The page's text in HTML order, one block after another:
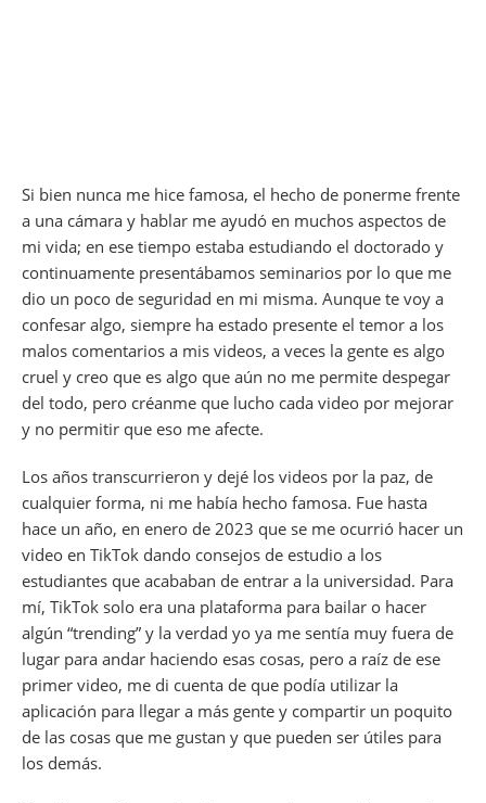
Si bien nunca me hice famosa, el hecho de ponerme frente
a una cámara y hablar me ayudó en muchos aspectos de
mi vida; en ese tiempo estaba estudiando el doctorado y
continuamente presentábamos seminarios por lo que me
dio un poco de seguridad en mi misma. Aunque te voy a
confesar algo, siempre ha estado presente el temor a los
malos comentarios a mis videos, a veces la gente es algo
cruel y creo que es algo que aún no me permite despegar
del todo, pero créanme que lucho cada video por mejorar
y no permitir que eso me afecte.
Los años transcurrieron y dejé los videos por la paz, de
cualquier forma, ni me había hecho famosa. Fue hasta
hace un año, en enero de 2023 que se me ocurrió hacer un
video en TikTok dando consejos de estudio a los
estudiantes que acababan de entrar a la universidad. Para
mí, TikTok solo era una plataforma para bailar o hacer
algún “trending” y la verdad yo ya me sentía muy fuera de
lugar para andar haciendo esas cosas, pero a raíz de ese
primer video, me di cuenta de que podía utilizar la
aplicación para llegar a más gente y compartir un poquito
de las cosas que me gustan y que pueden ser útiles para
los demás.